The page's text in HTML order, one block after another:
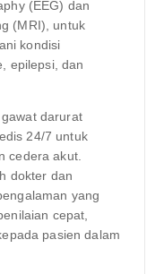
(EEG) dan
(MRI), untuk
kondisi
epilepsi, dan
darurat
24/7 untuk
cedera akut.
dokter dan
yang
cepat,
pasien dalam